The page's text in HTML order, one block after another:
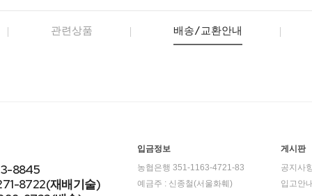
관련상품 배송/교환안내
8845
8722(재배기술)
입금정보
농협은행 351-1163-4721-83
예금주 : 신종철(서울화훼)
게시판
공지사
입고안